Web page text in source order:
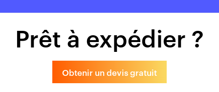
Prêt à expédier ?
Obtenir un devis gratuit